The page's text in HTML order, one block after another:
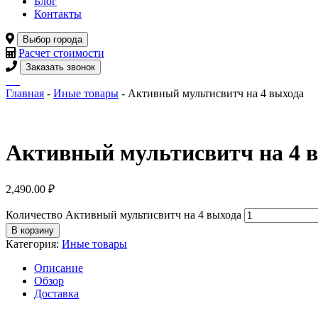
Контакты
Выбор города
Расчет стоимости
Заказать звонок
Главная - Иные товары - Активный мультисвитч на 4 выхода
Активный мультисвитч на 4
2,490.00 ₽
Количество Активный мультисвитч на 4 выхода
В корзину
Категория: Иные товары
Описание
Обзор
Доставка